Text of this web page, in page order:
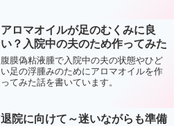
アロマオイルが足のむくみに良
い？入院中の夫のため作ってみた
腹膜偽粘液腫で入院中の夫の状態やひど
い足の浮腫みのためにアロマオイルを作
ってみた話を書いています。
退院に向けて～迷いながらも準備